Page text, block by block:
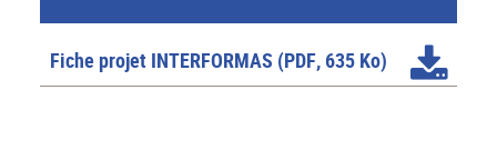
Fiche projet INTERFORMAS (PDF, 635 Ko)